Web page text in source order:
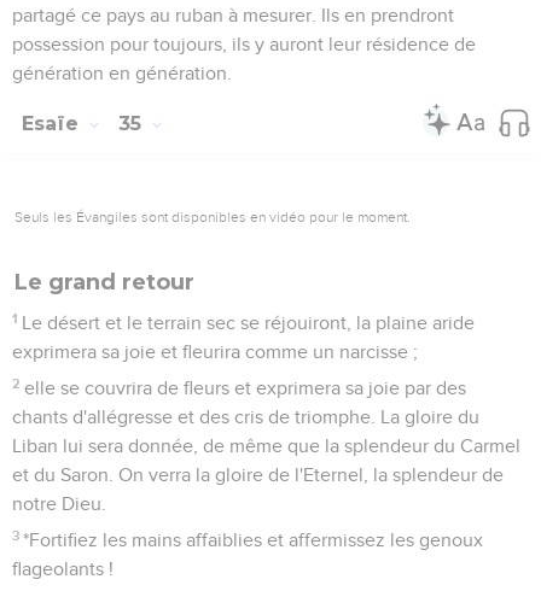
partagé ce pays au ruban à mesurer. Ils en prendront
possession pour toujours, ils y auront leur résidence de
génération en génération.
Esaïe 35
Seuls les Évangiles sont disponibles en vidéo pour le moment.
Le grand retour
1 Le désert et le terrain sec se réjouiront, la plaine aride
exprimera sa joie et fleurira comme un narcisse ;
2 elle se couvrira de fleurs et exprimera sa joie par des
chants d'allégresse et des cris de triomphe. La gloire du
Liban lui sera donnée, de même que la splendeur du Carmel
et du Saron. On verra la gloire de l'Eternel, la splendeur de
notre Dieu.
3 *Fortifiez les mains affaiblies et affermissez les genoux
flageolants !